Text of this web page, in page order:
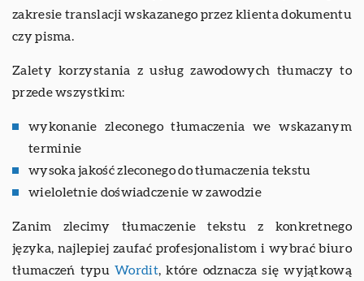
zakresie translacji wskazanego przez klienta dokumentu
czy pisma.
Zalety korzystania z usług zawodowych tłumaczy to
przede wszystkim:
wykonanie zleconego tłumaczenia we wskazanym
terminie
wysoka jakość zleconego do tłumaczenia tekstu
wieloletnie doświadczenie w zawodzie
Zanim zlecimy tłumaczenie tekstu z konkretnego
języka, najlepiej zaufać profesjonalistom i wybrać biuro
tłumaczeń typuWordit, które odznacza się wyjątkową